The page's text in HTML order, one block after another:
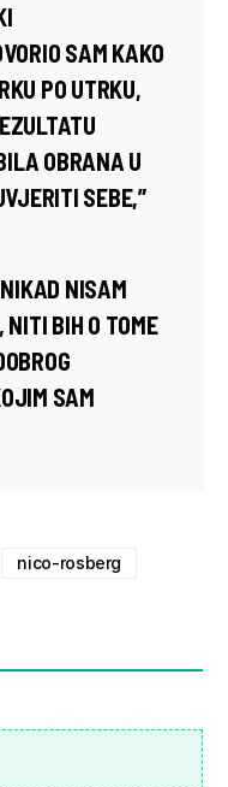
SAM KAKO
PO UTRKU,
OBRANA U
SEBE,”
NISAM
NITI BIH O TOME
SAM
nico-rosberg